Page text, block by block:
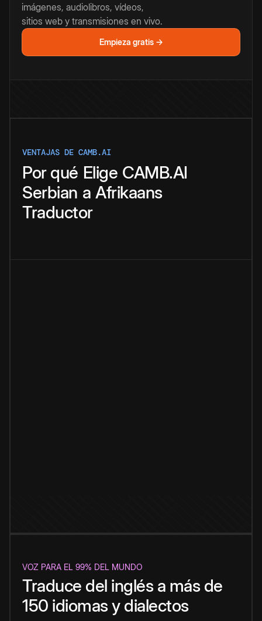
imágenes, audiolibros, vídeos,
sitios web y transmisiones en vivo.
Empieza gratis →
VENTAJAS DE CAMB.AI
Por qué Elige CAMB.AI
Serbian a Afrikaans
Traductor
VOZ PARA EL 99% DEL MUNDO
Traduce del inglés a más de
150 idiomas y dialectos